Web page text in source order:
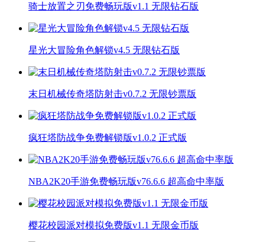
骑士放置之刃免费畅玩版v1.1 无限钻石版
星光大冒险角色解锁v4.5 无限钻石版
末日机械传奇塔防射击v0.7.2 无限钞票版
疯狂塔防战争免费解锁版v1.0.2 正式版
NBA2K20手游免费畅玩版v76.6.6 超高命中率版
樱花校园派对模拟免费版v1.1 无限金币版